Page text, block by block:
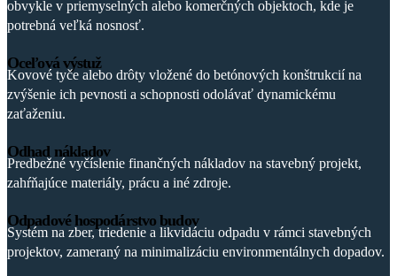
obvykle v priemyselných alebo komerčných objektoch, kde je
potrebná veľká nosnosť.
Oceľová výstuž
Kovové tyče alebo drôty vložené do betónových konštrukcií na
zvýšenie ich pevnosti a schopnosti odolávať dynamickému
zaťaženiu.
Odhad nákladov
Predbežné vyčíslenie finančných nákladov na stavebný projekt,
zahŕňajúce materiály, prácu a iné zdroje.
Odpadové hospodárstvo budov
Systém na zber, triedenie a likvidáciu odpadu v rámci stavebných
projektov, zameraný na minimalizáciu environmentálnych dopadov.